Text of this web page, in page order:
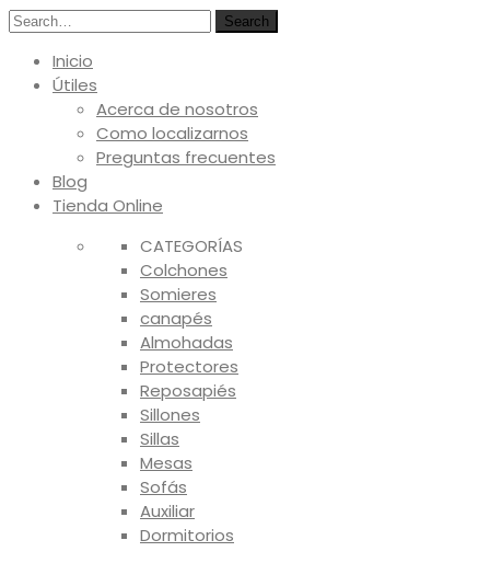
Search
Inicio
Útiles
Acerca de nosotros
Como localizarnos
Preguntas frecuentes
Blog
Tienda Online
CATEGORÍAS
Colchones
Somieres
canapés
Almohadas
Protectores
Reposapiés
Sillones
Sillas
Mesas
Sofás
Auxiliar
Dormitorios